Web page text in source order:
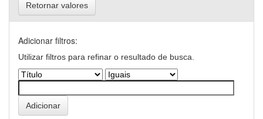
Retornar valores
Adicionar filtros:
Utilizar filtros para refinar o resultado de busca.